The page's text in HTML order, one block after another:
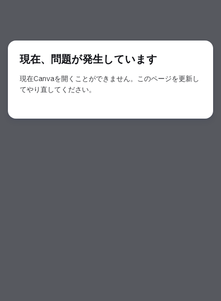
現在、問題が発生しています
現在Canvaを開くことができません。このページを更新し
てやり直してください。